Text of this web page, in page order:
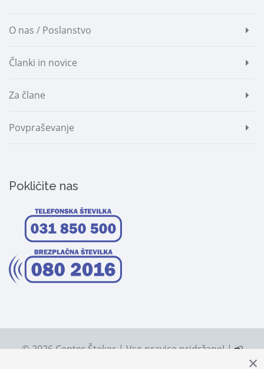
O nas / Poslanstvo
Članki in novice
Za člane
Povpraševanje
Pokličite nas
© 2026 Center Šteker | Vse pravice pridržane! |